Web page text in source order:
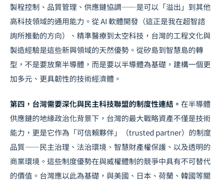
製程控制、品質管理、供應鏈協調——是可以「溢出」到其他
高科技領域的通用能力。從 AI 軟體開發（這正是我在超智諮
詢所推動的方向）、精準醫療到太空科技，台灣的工程文化與
製造經驗是這些新興領域的天然優勢。 從矽島到智慧島的轉
型 ，不是要放棄半導體，而是要以半導體為基礎，建構一個更
加多元、更具韌性的技術經濟體。
第四，台灣需要深化與民主科技聯盟的制度性連結。 在半導體
供應鏈的地緣政治化背景下，台灣的最大戰略資產不僅是技術
能力，更是它作為「可信賴夥伴」（trusted partner）的制度
品質——民主治理、法治環境、智慧財產權保護、以及透明的
商業環境。這些制度優勢在與威權體制的競爭中具有不可替代
的價值。台灣應以此為基礎，與美國、日本、荷蘭、韓國等關